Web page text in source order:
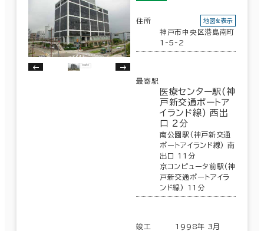
住所
神戸市中央区港島南町
1-5-2
地図を表示
最寄駅
医療センター駅(神
戸新交通ポートア
イランド線) 西出
口 2分
南公園駅(神戸新交通
ポートアイランド線) 南
出口 11分
京コンピュータ前駅(神
戸新交通ポートアイラ
ンド線) 11分
竣工 1998年 3月